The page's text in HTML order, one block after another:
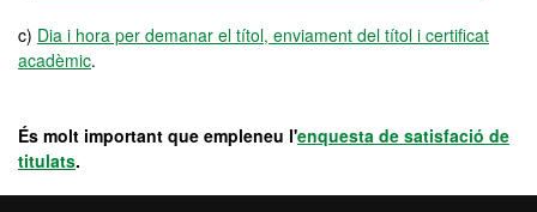
c) Dia i hora per demanar el títol, enviament del títol i certificat
acadèmic.
És molt important que empleneu l'enquesta de satisfació de
titulats.